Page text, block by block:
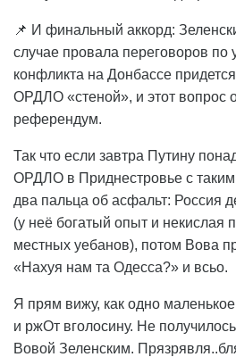
📌 И финальный аккорд:
случае провала переговоров по
конфликта на Донбассе
ОРДЛО «стеной», и этот вопрос
референдум.
Так что если завтра Путину
ОРДЛО в Приднестровье с таким
два пальца об асфальт: Россия
(у неё богатый опыт и некислая
местных уебанов), потом Вова
«Нахуя нам та Одесса?» и всьо.
Я прям вижу, как одно
и ржОт вголосину. Не
Вовой Зеленским.